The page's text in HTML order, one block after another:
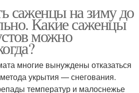
саженцы на зиму до
Какие саженцы
можно
многие вынуждены отказаться
укрытия — снегования.
температур и малоснежье